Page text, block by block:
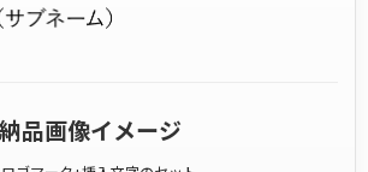
納品画像イメージ